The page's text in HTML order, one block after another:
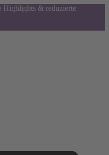
Highlights & reduzierte